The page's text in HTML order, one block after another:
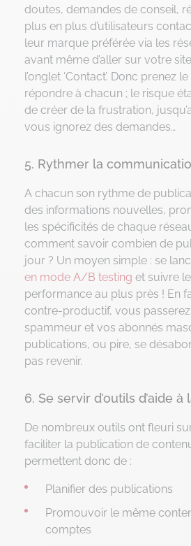
doutes, demandes de conseil,
plus en plus d’utilisateurs
leur marque préférée via les
avant même d’aller sur votre
l’onglet ‘Contact’. Donc prenez
répondre à chacun ; le risque
de créer de la frustration,
vous ignorez des demandes…
5. Rythmer la
A chacun son rythme de
des informations nouvelles,
les spécificités de chaque
comment savoir combien de
jour ? Un moyen simple : se
en mode A/B testing et suivre
performance au plus près ! En
contre-productif, vous
spammeur et vos abonnés
publications, ou pire, se
pas revenir.
6. Se servir d’outils d’aide
De nombreux outils ont fleuri
faciliter la publication de
permettent donc de :
Planifier des publications
Promouvoir le même
comptes